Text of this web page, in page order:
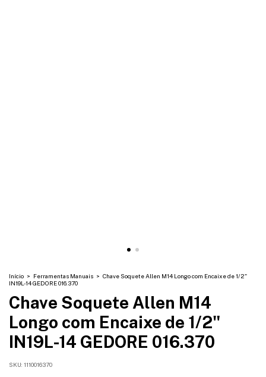
Início > Ferramentas Manuais > Chave Soquete Allen M14 Longo com Encaixe de 1/2"
IN19L-14 GEDORE 016.370
Chave Soquete Allen M14
Longo com Encaixe de 1/2"
IN19L-14 GEDORE 016.370
SKU: 1110016370